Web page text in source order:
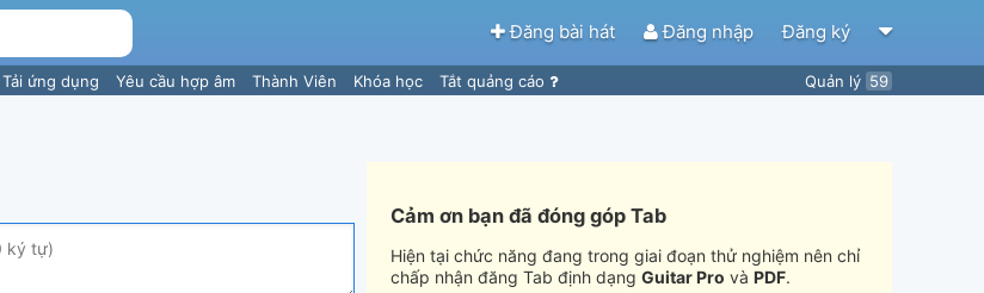
Đăng bài hát Đăng nhập Đăng ký
Tải ứng dụng Yêu cầu hợp âm Thành Viên Khóa học Tắt quảng cáo Quản lý 59
Cảm ơn bạn đã đóng góp Tab
Hiện tại chức năng đang trong giai đoạn thử nghiệm nên chỉ
chấp nhận đăng Tab định dạng Guitar Pro và PDF.